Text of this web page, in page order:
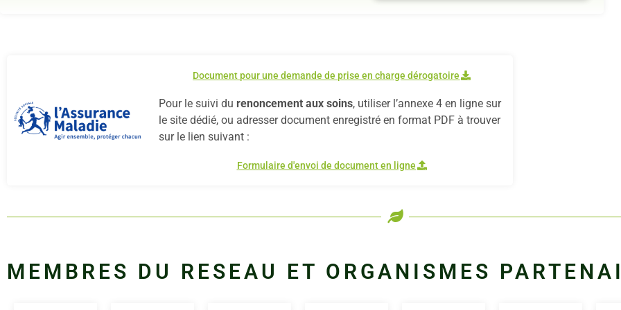
Document pour une demande de prise en charge dérogatoire
Pour le suivi du renoncement aux soins, utiliser l’annexe 4 en ligne sur
le site dédié, ou adresser document enregistré en format PDF à trouver
sur le lien suivant :
Formulaire d'envoi de document en ligne
MEMBRES DU RESEAU ET ORGANISMES